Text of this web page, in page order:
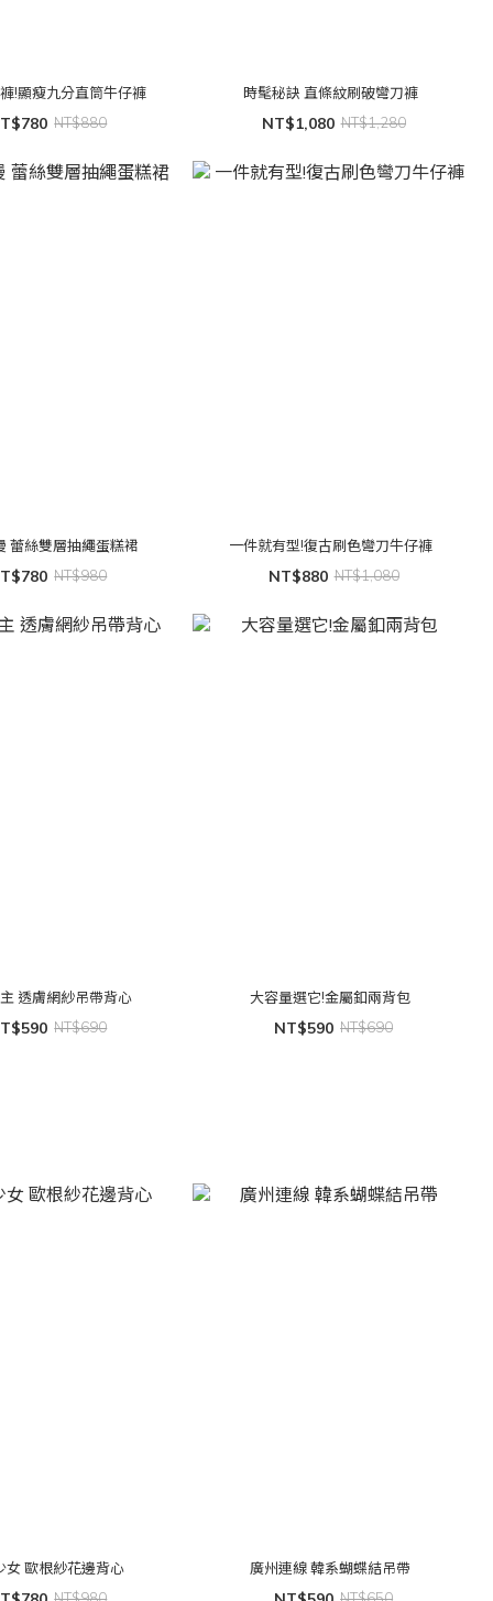
!顯瘦九分直筒牛仔褲
NT$880
時髦秘訣 直條紋刷破彎刀褲
NT$1,080 NT$1,280
專屬浪漫 蕾絲雙層抽繩蛋糕裙
NT$980
一件就有型!復古刷色彎刀牛仔褲
NT$880 NT$1,080
透膚網紗吊帶背心
NT$690
大容量選它!金屬釦兩背包
NT$590 NT$690
女 歐根紗花邊背心 廣州連線 韓系蝴蝶結吊帶